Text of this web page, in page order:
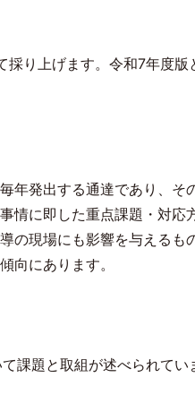
採り上げます。令和7年度版
発出する通達であり、
に即した重点課題・対
現場にも影響を与える
向にあります。
課題と取組が述べられてい